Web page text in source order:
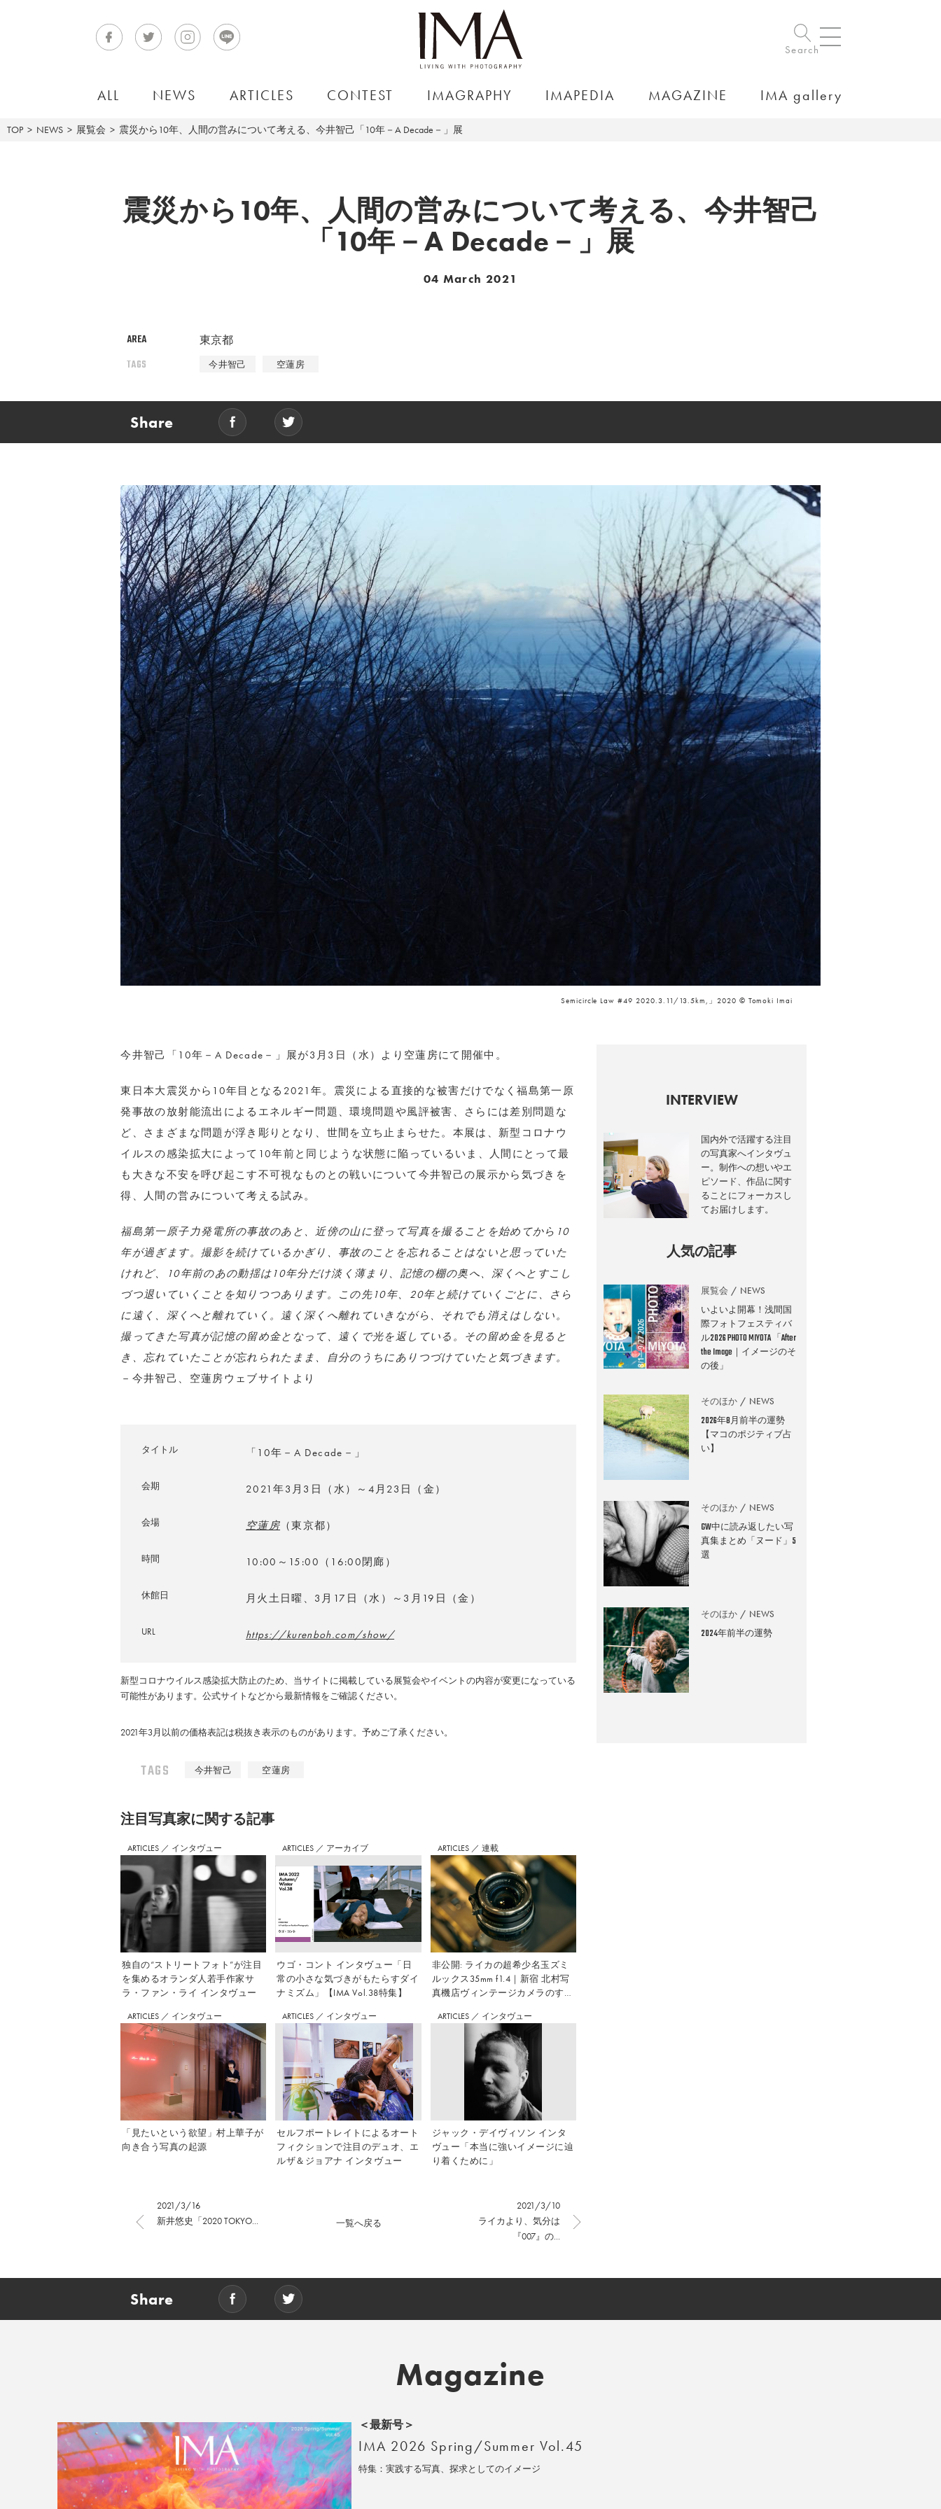
Search
ALL NEWS ARTICLES CONTEST IMAGRAPHY IMAPEDIA MAGAZINE IMA gallery
TOP NEWS 展覧会 震災から10年、人間の営みについて考える、今井智己「10年－A Decade－」展
震災から10年、人間の営みについて考える、今井智己
「10年－A Decade－」展
04 March 2021
AREA 東京都
TAGS 今井智己 空蓮房
Share
Semicircle Law #49 2020.3.11/13.5km,」2020 © Tomoki Imai
今井智己「10年－A Decade－」展が3月3日（水）より空蓮房にて開催中。
東日本大震災から10年目となる2021年。震災による直接的な被害だけでなく福島第一原
発事故の放射能流出によるエネルギー問題、環境問題や風評被害、さらには差別問題な
ど、さまざまな問題が浮き彫りとなり、世間を立ち止まらせた。本展は、新型コロナウ
イルスの感染拡大によって10年前と同じような状態に陥っているいま、人間にとって最
も大きな不安を呼び起こす不可視なものとの戦いについて今井智己の展示から気づきを
得、人間の営みについて考える試み。
福島第一原子力発電所の事故のあと、近傍の山に登って写真を撮ることを始めてから10
年が過ぎます。 撮影を続けているかぎり、事故のことを忘れることはないと思っていた
けれど、10年前のあの動揺は10年分だけ淡く薄まり、記憶の棚の奥へ、深くへとすこし
づつ退いていくことを知りつつあります。この先10年、20年と続けていくごとに、さら
に遠く、深くへと離れていく。遠く深くへ離れていきながら、それでも消えはしない。
撮ってきた写真が記憶の留め金となって、遠くで光を返している。その留め金を見ると
き、忘れていたことが忘れられたまま、自分のうちにありつづけていたと気づきます。
－今井智己、空蓮房ウェブサイトより
タイトル 「10年－A Decade－」
会期 2021年3月3日（水）～4月23日（金）
会場 空蓮房 （東京都）
時間 10:00～15:00（16:00閉廊）
休館日 月火土日曜、3月17日（水）～3月19日（金）
URL https://kurenboh.com/show/
新型コロナウイルス感染拡大防止のため、当サイトに掲載している展覧会やイベントの内容が変更になっている
可能性があります。公式サイトなどから最新情報をご確認ください。
2021年3月以前の価格表記は税抜き表示のものがあります。予めご了承ください。
TAGS 今井智己 空蓮房
注⽬写真家に関する記事
ARTICLES ／ インタヴュー
独自の“ストリートフォト”が注目
を集めるオランダ人若手作家サ
ラ・ファン・ライ インタヴュー
ARTICLES ／ アーカイブ
ウゴ・コント インタヴュー「日
常の小さな気づきがもたらすダイ
ナミズム」【IMA Vol.38特集】
ARTICLES ／ 連載
非公開: ライカの超希少名玉ズミ
ルックス35mm f1.4｜新宿 北村写
真機店ヴィンテージカメラのすす
ARTICLES ／ インタヴュー
「見たいという欲望」村上華子が
向き合う写真の起源
ARTICLES ／ インタヴュー
セルフポートレイトによるオート
フィクションで注目のデュオ、エ
ルザ＆ジョアナ インタヴュー
ARTICLES ／ インタヴュー
ジャック・デイヴィソン インタ
ヴュー「本当に強いイメージに辿
り着くために」
2021/3/16
新井悠史「2020 TOKYO...
2021/3/10
ライカより、気分は
『007』の...
一覧へ戻る
INTERVIEW
国内外で活躍する注目
の写真家へインタヴュ
ー。制作への想いやエ
ピソード、作品に関す
ることにフォーカスし
てお届けします。
人気の記事
展覧会 NEWS
いよいよ開幕！浅間国
際フォトフェスティバ
ル2026 PHOTO MIYOTA 「After
the Image｜イメージのそ
の後」
そのほか NEWS
2026年8月前半の運勢
【マコのポジティブ占
い】
そのほか NEWS
GW中に読み返したい写
真集まとめ「ヌード」5
選
そのほか NEWS
2024年前半の運勢
Share
Magazine
＜最新号＞
IMA 2026 Spring/Summer Vol.45
特集：実践する写真、探求としてのイメージ